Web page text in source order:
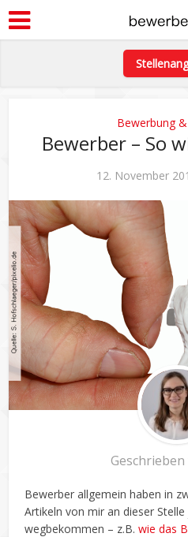
Bewerbung
Bewerber – So
12. November
Bewerber allgemein haben in
Artikeln von mir an dieser
wegbekommen – z.B.wie das